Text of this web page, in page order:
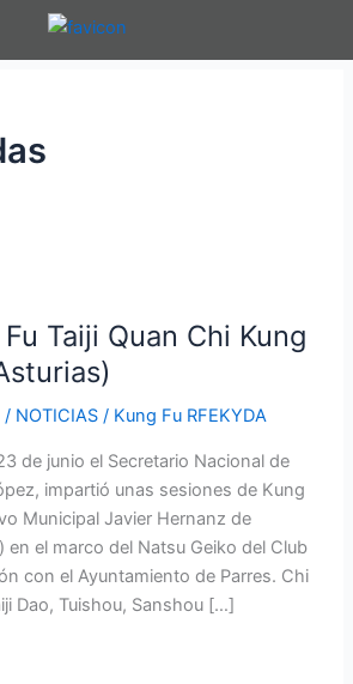
Taiji Quan Chi Kung
/ NOTICIAS / Kung Fu RFEKYDA
de junio el Secretario Nacional de
impartió unas sesiones de Kung
Municipal Javier Hernanz de
en el marco del Natsu Geiko del Club
con el Ayuntamiento de Parres. Chi
Dao, Tuishou, Sanshou […]